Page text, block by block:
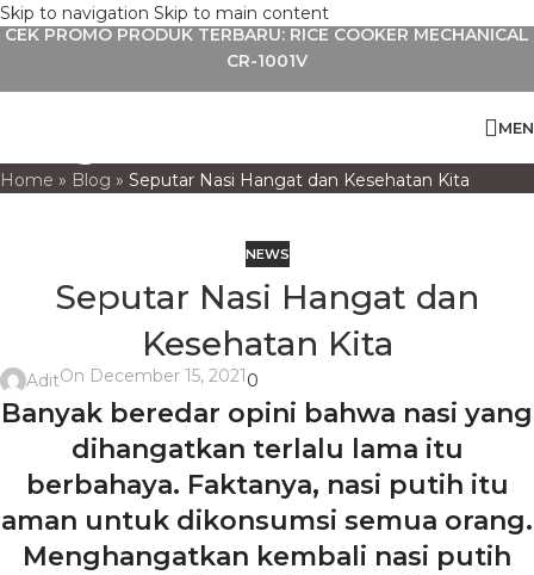
Skip to navigation Skip to main content
CEK PROMO PRODUK TERBARU: RICE COOKER MECHANICAL
CR-1001V
Home » Blog » Seputar Nasi Hangat dan Kesehatan Kita
NEWS
Seputar Nasi Hangat dan
Kesehatan Kita
AditOn December 15, 2021 0
Banyak beredar opini bahwa nasi yang
dihangatkan terlalu lama itu
berbahaya. Faktanya, nasi putih itu
aman untuk dikonsumsi semua orang.
Menghangatkan kembali nasi putih